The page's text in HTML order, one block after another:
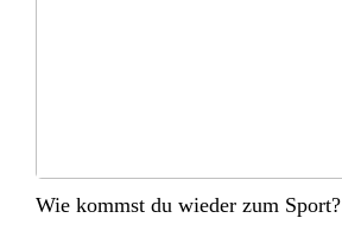
Wie kommst du wieder zum Sport?